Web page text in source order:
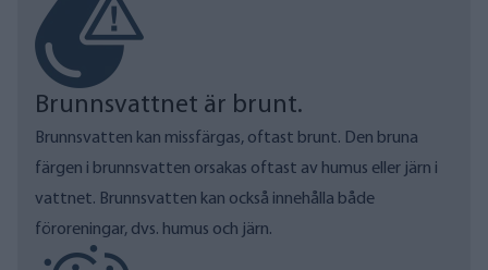
Brunnsvattnet är brunt.
Brunnsvatten kan missfärgas, oftast brunt. Den bruna
färgen i brunnsvatten orsakas oftast av humus eller järn i
vattnet. Brunnsvatten kan också innehålla både
föroreningar, dvs. humus och järn.